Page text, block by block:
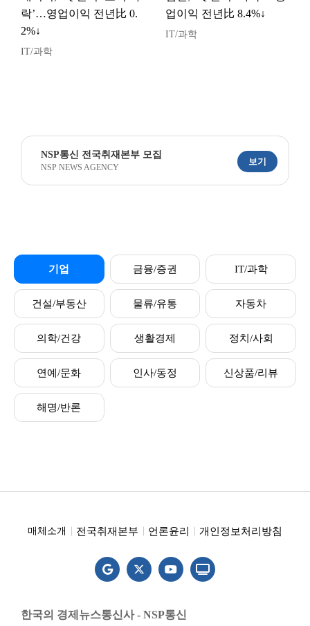
락’…영업이익 전년比 0.
2%↓
IT/과학
업이익 전년比 8.4%↓
IT/과학
NSP통신 전국취재본부 모집
NSP NEWS AGENCY
보기
기업 금융/증권 IT/과학
건설/부동산 물류/유통 자동차
의학/건강 생활경제 정치/사회
연예/문화 인사/동정 신상품/리뷰
해명/반론
매체소개 전국취재본부 언론윤리 개인정보처리방침
한국의 경제뉴스통신사 - NSP통신